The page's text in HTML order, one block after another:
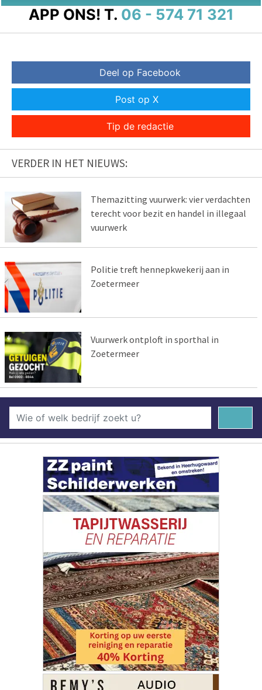
APP ONS! T. 06 - 574 71 321
Deel op Facebook
Post op X
Tip de redactie
VERDER IN HET NIEUWS:
Themazitting vuurwerk: vier verdachten
terecht voor bezit en handel in illegaal
vuurwerk
Politie treft hennepkwekerij aan in
Zoetermeer
Vuurwerk ontploft in sporthal in
Zoetermeer